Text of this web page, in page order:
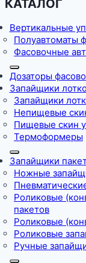
КАТАЛОГ
Вертикальные
Полуавтоматы
Фасовочные
Дозаторы
Запайщики
Запайщики
Непищевые
Пищевые скин
Термоформеры
Запайщики
Ножные
Роликовые
пакетов
Роликовые
Роликовые
Ручные